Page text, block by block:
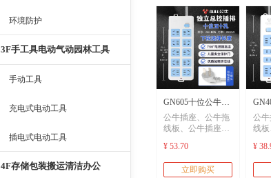
cr1632丰田奥迪大
众奔驰
GN605十位公牛插
座公牛排插
0.5/1/2/3/5/8/10/15/20
米线
公牛插座、公牛拖
线板、公牛插座
牛轨道插座、公牛
快充、公牛充电
桩、usb快充
¥ 53.70
立即购买
座公
0.5/
米线
公
线
牛轨
快
桩
¥
环境防护
3F手工具电动气动园林工具
手动工具
充电式电动工具
插电式电动工具
4F存储包装搬运清洁办公